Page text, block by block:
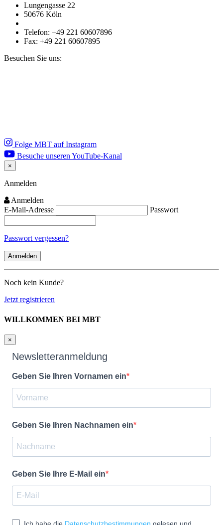
Lungengasse 22
50676 Köln
Telefon: +49 221 60607896
Fax: +49 221 60607895
Besuchen Sie uns:
Folge MBT auf Instagram
Besuche unseren YouTube-Kanal
×
Close
Anmelden
Anmelden
E-Mail-Adresse
Passwort
Passwort vergessen?
Noch kein Kunde?
Jetzt registrieren
WILLKOMMEN BEI MBT
×
Newsletteranmeldung
Geben Sie Ihren Vornamen ein
Geben Sie Ihren Nachnamen ein
Geben Sie Ihre E-Mail ein